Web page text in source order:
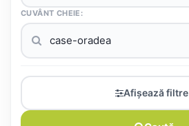
CUVÂNT CHEIE:
Afișează filtre